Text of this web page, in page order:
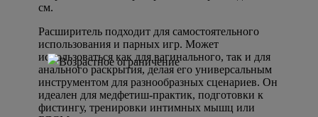
см.
Расширитель подходит для самостоятельного
использования и парных игр. Может
использоваться как для вагинального, так и для
анального раскрытия, делая его универсальным
инструментом для разнообразных сценариев. Он
идеален для медфетиш-практик, подготовки к
фистингу, тренировки интимных мышц или